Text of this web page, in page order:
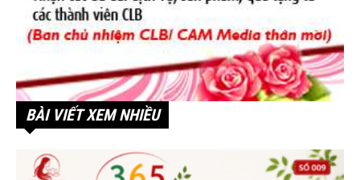
BÀI VIẾT XEM NHIỀU